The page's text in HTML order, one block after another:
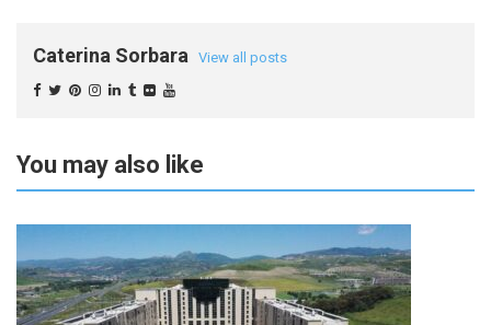
Caterina Sorbara View all posts
You may also like